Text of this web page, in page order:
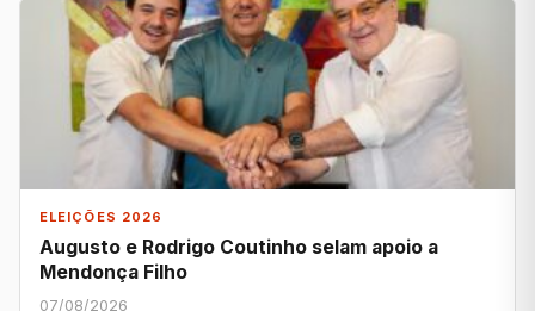
ELEIÇÕES 2026
Augusto e Rodrigo Coutinho selam apoio a
Mendonça Filho
07/08/2026